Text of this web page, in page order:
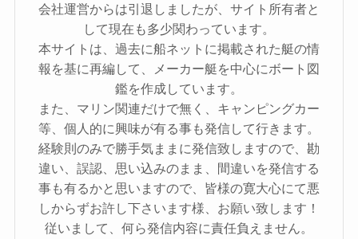
会社運営からは引退しましたが、サイト所有者と
して現在も多少関わっています。
本サイトは、過去に船ネットに掲載された艇の情
報を基に再編して、メーカー艇を中心にボート図
鑑を作成しています。
また、マリン関連だけで無く、キャンピングカー
等、個人的に興味が有る事も発信して行きます。
経験則のみで勝手気ままに発信致しますので、勘
違い、誤認、思い込みのまま、間違いを発信する
事も有るかと思いますので、皆様の寛大心にて悪
しからずお許し下さいます様、お願い致します！
従いまして、何ら発信内容に責任負えません。